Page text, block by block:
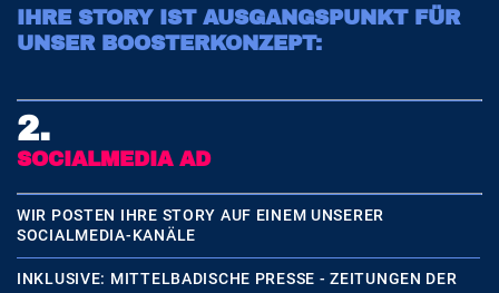
IHRE STORY IST AUSGANGSPUNKT FÜR
UNSER BOOSTERKONZEPT:
2.
SOCIALMEDIA AD
WIR POSTEN IHRE STORY AUF EINEM UNSERER
SOCIALMEDIA-KANÄLE
INKLUSIVE: MITTELBADISCHE PRESSE - ZEITUNGEN DER